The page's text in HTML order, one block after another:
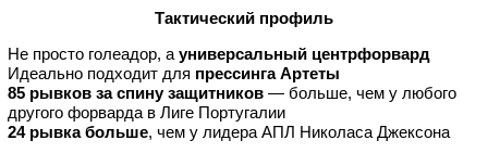
Тактический профиль
Не просто голеадор, а универсальный центрфорвард
Идеально подходит для прессинга Артеты
85 рывков за спину защитников — больше, чем у любого
другого форварда в Лиге Португалии
24 рывка больше, чем у лидера АПЛ Николаса Джексона